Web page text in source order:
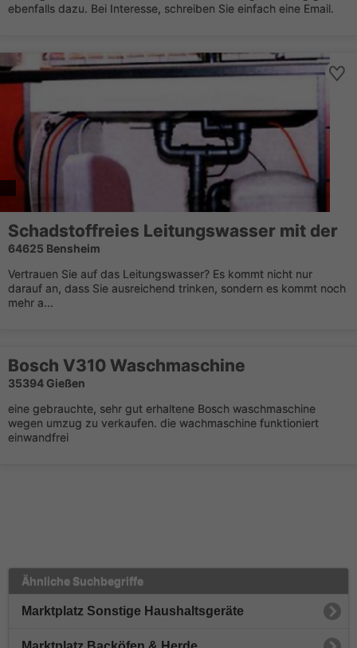
ebenfalls dazu. Bei Interesse, schreiben Sie einfach eine Email.
Schadstoffreies Leitungswasser mit der
64625 Bensheim
Vertrauen Sie auf das Leitungswasser? Es kommt nicht nur
darauf an, dass Sie ausreichend trinken, sondern es kommt noch
mehr a...
Bosch V310 Waschmaschine
35394 Gießen
eine gebrauchte, sehr gut erhaltene Bosch waschmaschine
wegen umzug zu verkaufen. die wachmaschine funktioniert
einwandfrei
Ähnliche Suchbegriffe
Marktplatz Sonstige Haushaltsgeräte